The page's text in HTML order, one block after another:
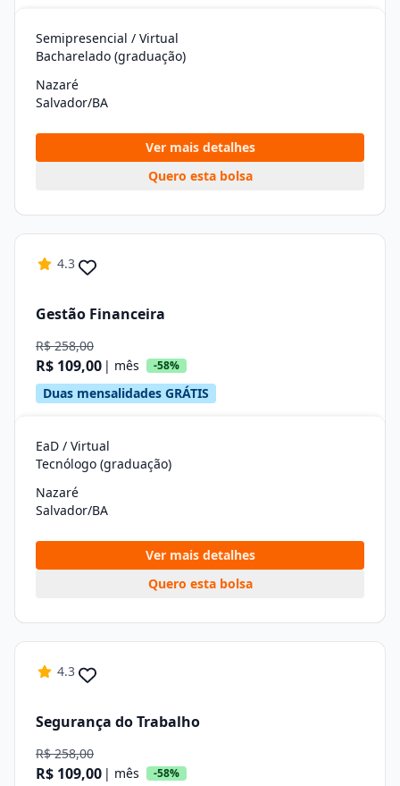
Semipresencial / Virtual
Bacharelado (graduação)
Nazaré
Salvador/BA
Ver mais detalhes
Quero esta bolsa
4.3
Gestão Financeira
R$ 258,00
R$ 109,00 | mês -58%
Duas mensalidades GRÁTIS
EaD / Virtual
Tecnólogo (graduação)
Nazaré
Salvador/BA
Ver mais detalhes
Quero esta bolsa
4.3
Segurança do Trabalho
R$ 258,00
R$ 109,00 | mês -58%